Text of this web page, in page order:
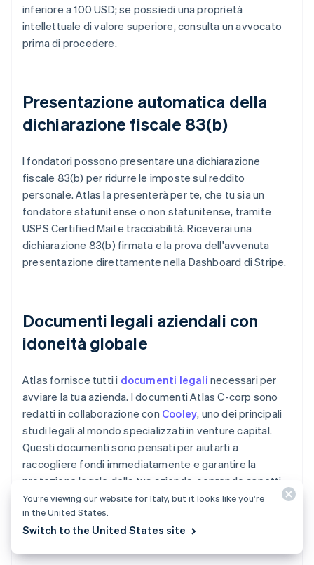
inferiore a 100 USD; se possiedi una proprietà
intellettuale di valore superiore, consulta un avvocato
prima di procedere.
Presentazione automatica della
dichiarazione fiscale 83(b)
I fondatori possono presentare una dichiarazione
fiscale 83(b) per ridurre le imposte sul reddito
personale. Atlas la presenterà per te, che tu sia un
fondatore statunitense o non statunitense, tramite
USPS Certified Mail e tracciabilità. Riceverai una
dichiarazione 83(b) firmata e la prova dell'avvenuta
presentazione direttamente nella Dashboard di Stripe.
Documenti legali aziendali con
idoneità globale
Atlas fornisce tutti i documenti legali necessari per
avviare la tua azienda. I documenti Atlas C-corp sono
redatti in collaborazione con Cooley, uno dei principali
studi legali al mondo specializzati in venture capital.
Questi documenti sono pensati per aiutarti a
raccogliere fondi immediatamente e garantire la
protezione legale della tua azienda, coprendo aspetti
quali la struttura proprietaria, la distribuzione del
capitale e la conformità fiscale.
You’re viewing our website for Italy, but it looks like you’re
in the United States.
Switch to the United States site